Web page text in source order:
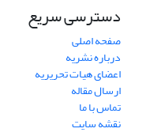
دسترسی سریع
صفحه اصلی
درباره نشریه
اعضای هیات تحریریه
ارسال مقاله
تماس با ما
نقشه سایت